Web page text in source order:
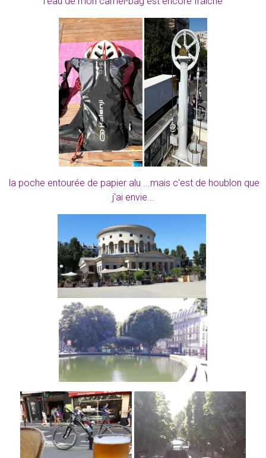
la poche entourée de papier alu ...mais c'est de houblon que
j'ai envie...